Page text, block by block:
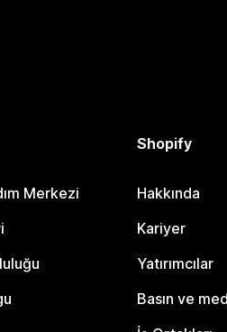
Merkezi
Shopify
Hakkında
Kariyer
Yatırımcılar
Basın ve